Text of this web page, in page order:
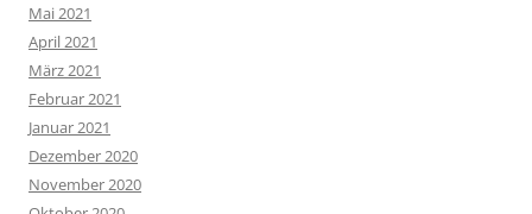
Mai 2021
April 2021
März 2021
Februar 2021
Januar 2021
Dezember 2020
November 2020